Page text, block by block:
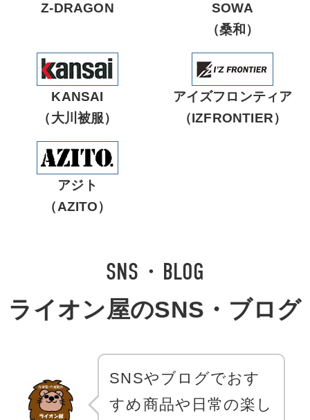
Z-DRAGON
SOWA
（桑和）
KANSAI
（大川被服）
アイズフロンティア
（IZFRONTIER）
アジト
（AZITO）
SNS・BLOG
ライオン屋のSNS・ブログ
SNSやブログでおす
すめ商品や日常の楽し